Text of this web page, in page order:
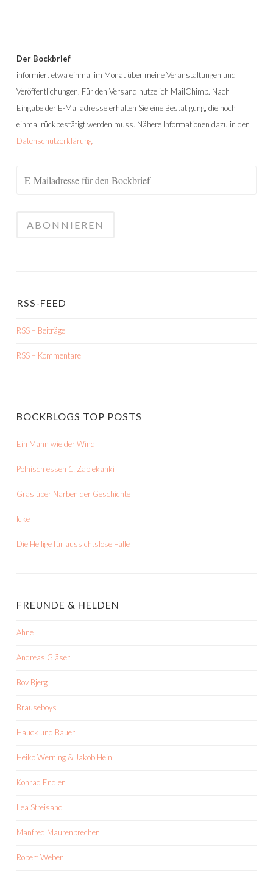
Der Bockbrief
informiert etwa einmal im Monat über meine Veranstaltungen und
Veröffentlichungen. Für den Versand nutze ich MailChimp. Nach
Eingabe der E-Mailadresse erhalten Sie eine Bestätigung, die noch
einmal rückbestätigt werden muss. Nähere Informationen dazu in der
Datenschutzerklärung.
RSS-FEED
RSS – Beiträge
RSS – Kommentare
BOCKBLOGS TOP POSTS
Ein Mann wie der Wind
Polnisch essen 1: Zapiekanki
Gras über Narben der Geschichte
Icke
Die Heilige für aussichtslose Fälle
FREUNDE & HELDEN
Ahne
Andreas Gläser
Bov Bjerg
Brauseboys
Hauck und Bauer
Heiko Werning & Jakob Hein
Konrad Endler
Lea Streisand
Manfred Maurenbrecher
Robert Weber